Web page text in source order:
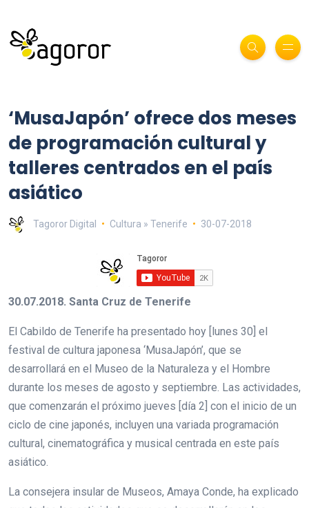
‘MusaJapón’ ofrece dos meses
de programación cultural y
talleres centrados en el país
asiático
Tagoror Digital Cultura » Tenerife 30-07-2018
30.07.2018. Santa Cruz de Tenerife
El Cabildo de Tenerife ha presentado hoy [lunes 30] el
festival de cultura japonesa ‘MusaJapón’, que se
desarrollará en el Museo de la Naturaleza y el Hombre
durante los meses de agosto y septiembre. Las actividades,
que comenzarán el próximo jueves [día 2] con el inicio de un
ciclo de cine japonés, incluyen una variada programación
cultural, cinematográfica y musical centrada en este país
asiático.
La consejera insular de Museos, Amaya Conde, ha explicado